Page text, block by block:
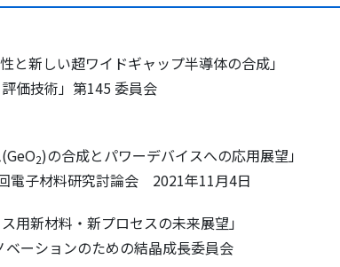
と新しい超ワイドギャップ半導体の合成」
価技術」第145 委員会
2)の合成とパワーデバイスへの応用展望」
電子材料研究討論会 2021年11月4日
用新材料・新プロセスの未来展望」
ーションのための結晶成長委員会